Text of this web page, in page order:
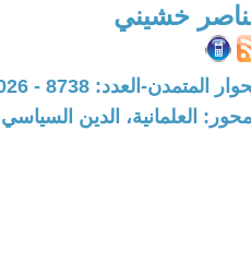
خشيني
المتمدن-العدد: 8738 - 2026 / 6 / 16 - 16:31
العلمانية، الدين